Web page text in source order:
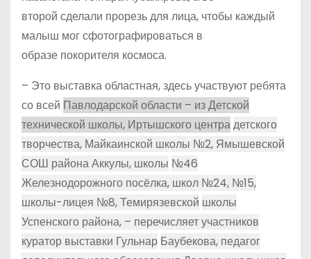
второй сделали прорезь для лица, чтобы каждый
малыш мог сфотографироваться в
образе покорителя космоса.
– Это выставка областная, здесь участвуют ребята
со всей Павлодарской области – из Детской
технической школы, Иртышского центрадетского
творчества, Майкаинской школы №2, Ямышевской
СОШ района Аккулы, школы №46
Железнодорожного посёлка, школ №24, №15,
школы-лицея №8, Темирязевской школы
Успенского района, – перечисляет участников
куратор выставки Гульнар Баубекова, педагог